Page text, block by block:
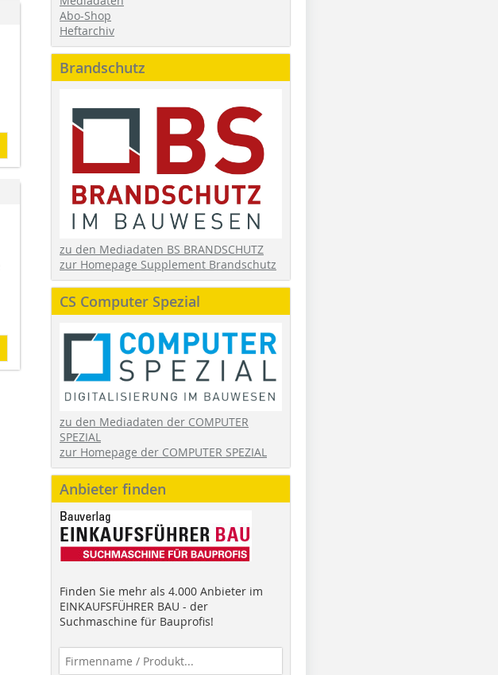
Abo-Shop
Heftarchiv
Brandschutz
zu den Mediadaten BS BRANDSCHUTZ
zur Homepage Supplement Brandschutz
CS Computer Spezial
zu den Mediadaten der COMPUTER
SPEZIAL
zur Homepage der COMPUTER SPEZIAL
Anbieter finden
Finden Sie mehr als 4.000 Anbieter im
EINKAUFSFÜHRER BAU - der
Suchmaschine für Bauprofis!